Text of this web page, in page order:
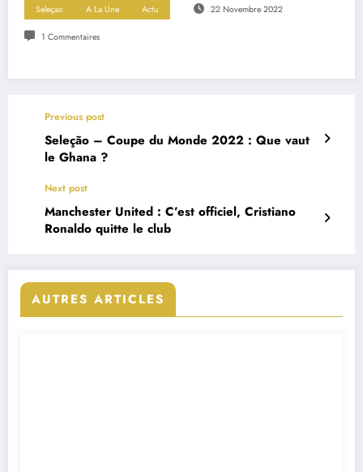
Seleçao A La Une Actu 22 Novembre 2022
1 Commentaires
Previous post
Seleção – Coupe du Monde 2022 : Que vaut
le Ghana ?
Next post
Manchester United : C’est officiel, Cristiano
Ronaldo quitte le club
AUTRES ARTICLES